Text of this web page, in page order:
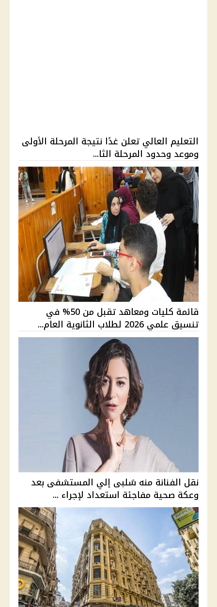
التعليم العالي تعلن غدًا نتيجة المرحلة الأولى
وموعد وحدود المرحلة الثا...
قائمة كليات ومعاهد تقبل من 50% في
تنسيق علمي 2026 لطلاب الثانوية العام...
نقل الفنانة منه شلبى إلي المستشفى بعد
وعكة صحية مفاجئة استعداد لإجراء ...